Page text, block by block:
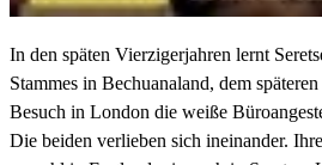
In den späten Vierzigerjahren lernt
Stammes in Bechuanaland, dem
Besuch in London die weiße
Die beiden verlieben sich ineinander.